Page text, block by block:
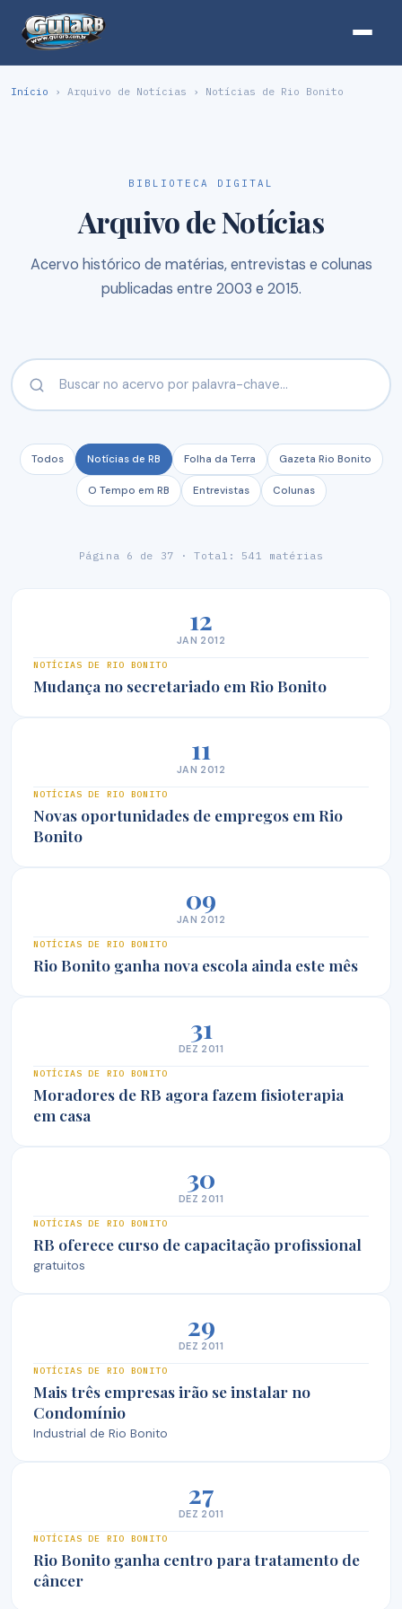
Início › Arquivo de Notícias › Notícias de Rio Bonito
BIBLIOTECA DIGITAL
Arquivo de Notícias
Acervo histórico de matérias, entrevistas e colunas
publicadas entre 2003 e 2015.
Todos Notícias de RB Folha da Terra Gazeta Rio Bonito
O Tempo em RB Entrevistas Colunas
Página 6 de 37 · Total: 541 matérias
12
JAN 2012
NOTÍCIAS DE RIO BONITO
Mudança no secretariado em Rio Bonito
11
JAN 2012
NOTÍCIAS DE RIO BONITO
Novas oportunidades de empregos em Rio
Bonito
09
JAN 2012
NOTÍCIAS DE RIO BONITO
Rio Bonito ganha nova escola ainda este mês
31
DEZ 2011
NOTÍCIAS DE RIO BONITO
Moradores de RB agora fazem fisioterapia
em casa
30
DEZ 2011
NOTÍCIAS DE RIO BONITO
RB oferece curso de capacitação profissional
gratuitos
29
DEZ 2011
NOTÍCIAS DE RIO BONITO
Mais três empresas irão se instalar no
Condomínio
Industrial de Rio Bonito
27
DEZ 2011
NOTÍCIAS DE RIO BONITO
Rio Bonito ganha centro para tratamento de
câncer